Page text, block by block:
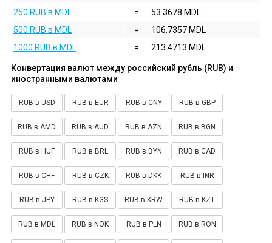
250 RUB в MDL
=
53.3678 MDL
500 RUB в MDL
=
106.7357 MDL
1000 RUB в MDL
= 213.4713 MDL
Конвертация валют между российский рубль (RUB) и
иностранными валютами
RUB в USD RUB в EUR RUB в CNY RUB в GBP
RUB в AMD RUB в AUD RUB в AZN RUB в BGN
RUB в HUF RUB в BRL RUB в BYN RUB в CAD
RUB в CHF RUB в CZK RUB в DKK RUB в INR
RUB в JPY RUB в KGS RUB в KRW RUB в KZT
RUB в MDL RUB в NOK RUB в PLN RUB в RON